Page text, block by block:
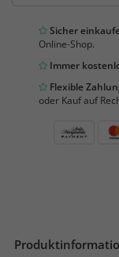
Sicher
Online-Shop.
Immer
Flexible
oder Kauf auf